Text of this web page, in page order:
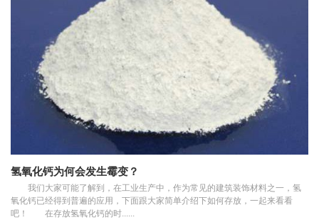
氢氧化钙为何会发生霉变？
我们大家可能了解到，在工业生产中，作为常见的建筑装饰材料之一，氢
氧化钙已经得到普遍的应用，下面跟大家简单介绍下如何存放，一起来看看
吧！ 在存放氢氧化钙的时......